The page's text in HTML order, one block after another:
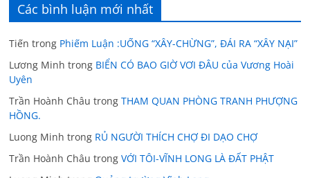
Các bình luận mới nhất
Tiến trong Phiếm Luận :UỐNG “XÂY-CHỪNG”, ĐÁI RA “XÂY NẠI”
Lương Minh trong BIỂN CÓ BAO GIỜ VƠI ĐÂU của Vương Hoài
Uyên
Trần Hoành Châu trongTHAM QUAN PHÒNG TRANH PHƯỢNG
HỒNG.
Luong Minh trong RỦ NGƯỜI THÍCH CHỢ ĐI DẠO CHỢ
Trần Hoành Châu trongVỚI TÔI-VĨNH LONG LÀ ĐẤT PHẬT